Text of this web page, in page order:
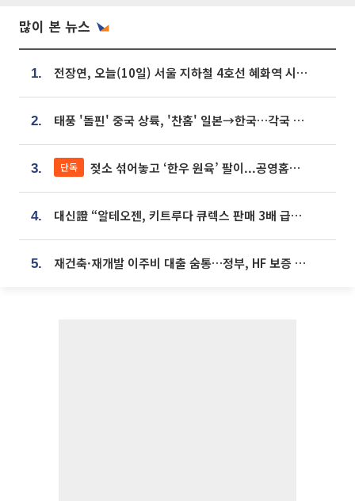
많이 본 뉴스
1. 전장연, 오늘(10일) 서울 지하철 4호선 혜화역 시위…1호선 용산역 무정차
2. 태풍 '돌핀' 중국 상륙, '찬홈' 일본→한국…각국 기상청 예상 경로는?
3. 단독 젖소 섞어놓고 ‘한우 원육’ 팔이...공영홈쇼핑 표기·검증 구멍
4. 대신證 “알테오젠, 키트루다 큐렉스 판매 3배 급증…목표가 41만원 상향”
5. 재건축·재개발 이주비 대출 숨통…정부, HF 보증 신설 추진